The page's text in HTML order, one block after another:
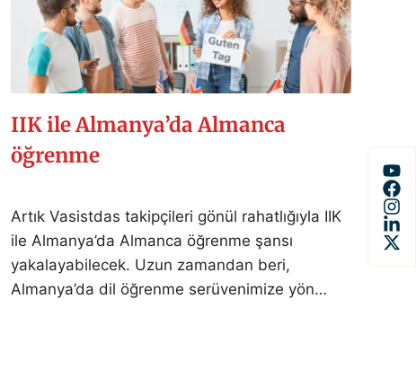
IIK ile Almanya’da Almanca
öğrenme
Artık Vasistdas takipçileri gönül rahatlığıyla IIK
ile Almanya’da Almanca öğrenme şansı
yakalayabilecek. Uzun zamandan beri,
Almanya’da dil öğrenme serüvenimize yön…